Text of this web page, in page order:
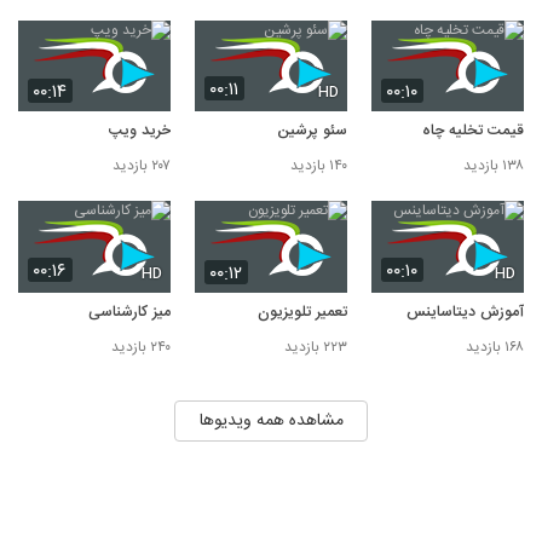
۰۰:۱۰
قیمت تخلیه چاه
۱۳۸ بازدید
۰۰:۱۱ HD
سئو پرشین
۱۴۰ بازدید
۰۰:۱۴
خرید ویپ
۲۰۷ بازدید
۰۰:۱۰ HD
آموزش دیتاساینس
۱۶۸ بازدید
۰۰:۱۲
تعمیر تلویزیون
۲۲۳ بازدید
۰۰:۱۶ HD
میز کارشناسی
۲۴۰ بازدید
مشاهده همه ویدیوها